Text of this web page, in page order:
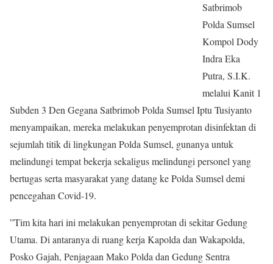
Satbrimob
Polda Sumsel
Kompol Dody
Indra Eka
Putra, S.I.K.
melalui Kanit 1
Subden 3 Den Gegana Satbrimob Polda Sumsel Iptu Tusiyanto
menyampaikan, mereka melakukan penyemprotan disinfektan di
sejumlah titik di lingkungan Polda Sumsel, gunanya untuk
melindungi tempat bekerja sekaligus melindungi personel yang
bertugas serta masyarakat yang datang ke Polda Sumsel demi
pencegahan Covid-19.
”Tim kita hari ini melakukan penyemprotan di sekitar Gedung
Utama. Di antaranya di ruang kerja Kapolda dan Wakapolda,
Posko Gajah, Penjagaan Mako Polda dan Gedung Sentra